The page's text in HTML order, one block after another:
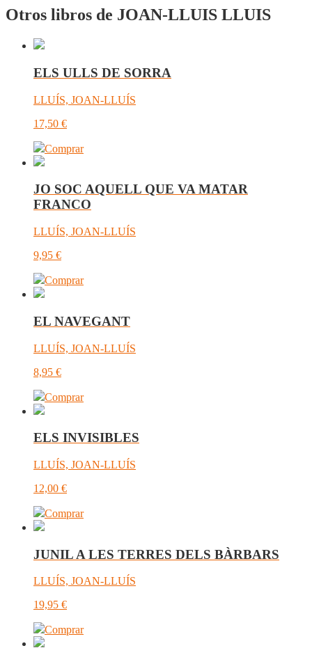
Otros libros de JOAN-LLUIS LLUIS
ELS ULLS DE SORRA
LLUÍS, JOAN-LLUÍS
17,50 €
Comprar
JO SOC AQUELL QUE VA MATAR
FRANCO
LLUÍS, JOAN-LLUÍS
9,95 €
Comprar
EL NAVEGANT
LLUÍS, JOAN-LLUÍS
8,95 €
Comprar
ELS INVISIBLES
LLUÍS, JOAN-LLUÍS
12,00 €
Comprar
JUNIL A LES TERRES DELS BÀRBARS
LLUÍS, JOAN-LLUÍS
19,95 €
Comprar